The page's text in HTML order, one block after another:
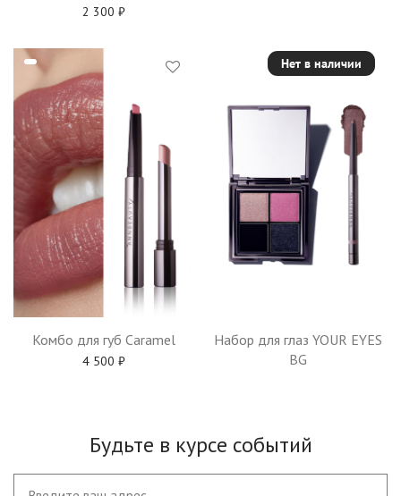
2 300 ₽
Комбо для губ Caramel
4 500 ₽
Нет в наличии
Набор для глаз YOUR EYES
BG
Будьте в курсе событий